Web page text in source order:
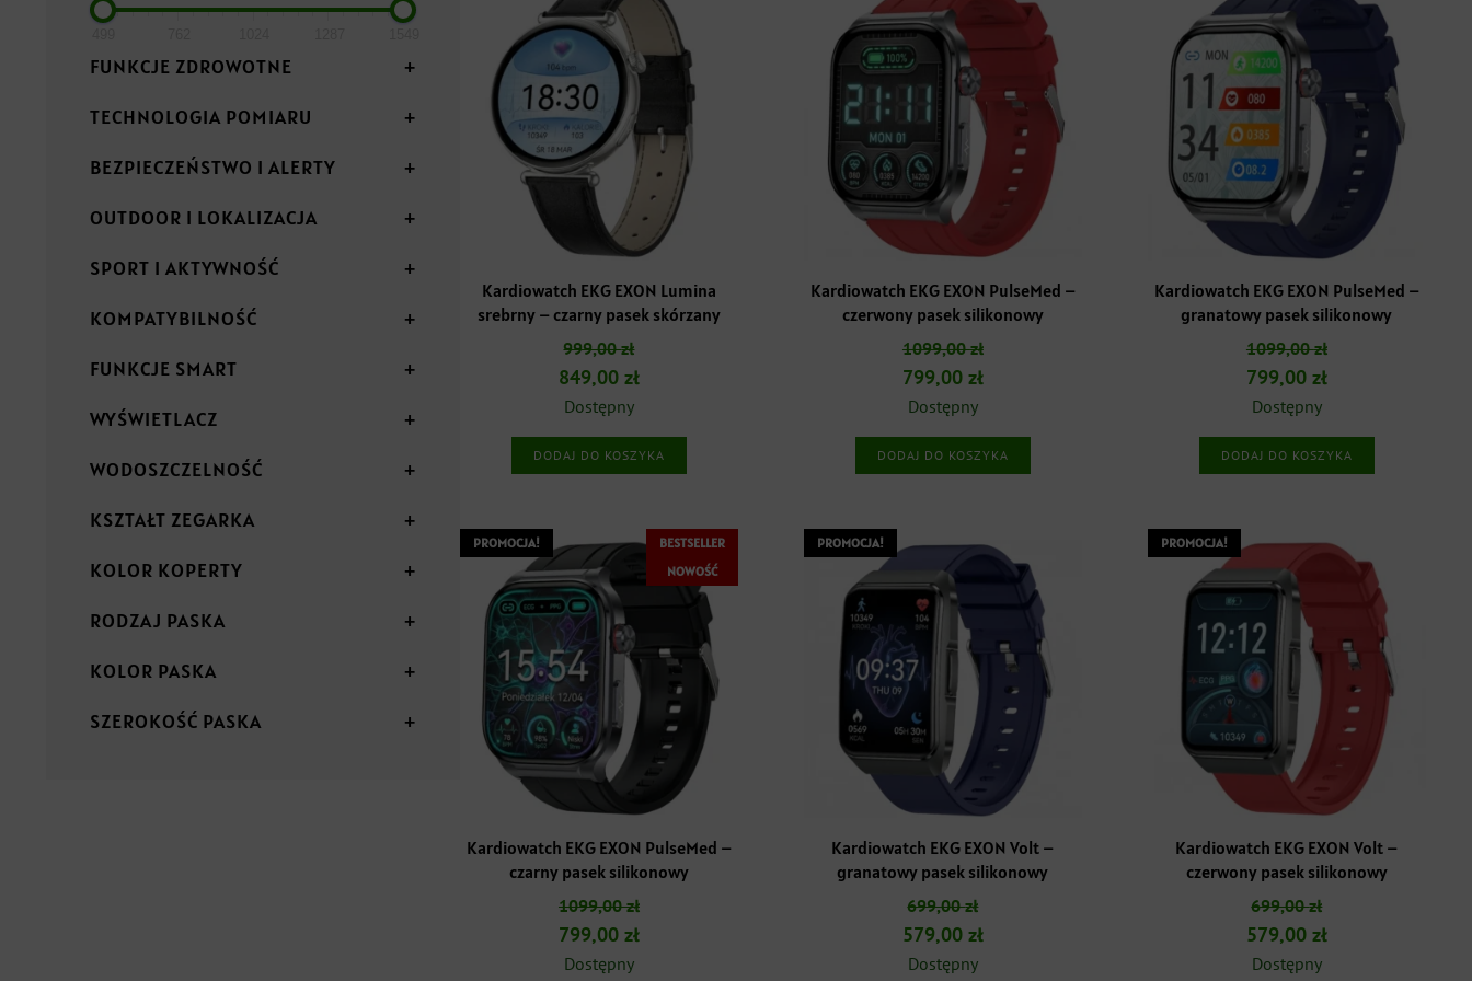
FUNKCJE ZDROWOTNE
+
TECHNOLOGIA POMIARU
+
BEZPIECZEŃSTWO I ALERTY
+
OUTDOOR I LOKALIZACJA
+
SPORT I AKTYWNOŚĆ
+
KOMPATYBILNOŚĆ
+
FUNKCJE SMART
+
WYŚWIETLACZ
+
WODOSZCZELNOŚĆ
+
KSZTAŁT ZEGARKA
+
KOLOR KOPERTY
+
RODZAJ PASKA
+
KOLOR PASKA
+
SZEROKOŚĆ PASKA
+
Kardiowatch EKG EXON Lumina
srebrny – czarny pasek skórzany
999,00zł
Pierwotna
cena
wynosiła:
999,00 zł.
849,00 złAktualna
wynosi:
849,00 zł.
Dostępny
DODAJ DO KOSZYKA
Kardiowatch EKG EXON PulseMed –
czerwony pasek silikonowy
1099,00zł
Pierwotna
cena
wynosiła:
1099,00 zł.
799,00 złAktualna
wynosi:
799,00 zł.
Dostępny
DODAJ DO KOSZYKA
Kardiowatch EKG EXON PulseMed –
granatowy pasek silikonowy
1099,00zł
Pierwotna
cena
wynosiła:
1099,00 zł.
799,00 złAktualna
wynosi:
799,00 zł.
Dostępny
DODAJ DO KOSZYKA
PROMOCJA!
Kardiowatch EKG EXON PulseMed –
czarny pasek silikonowy
BESTSELLER
NOWOŚĆ
1099,00zł
Pierwotna
cena
799,00 złAktualna
Dostępny
PROMOCJA!
Kardiowatch EKG EXON Volt –
granatowy pasek silikonowy
699,00zł
Pierwotna
cena
579,00 złAktualna
Dostępny
PROMOCJA!
Kardiowatch EKG EXON Volt –
czerwony pasek silikonowy
699,00zł
Pierwotna
cena
579,00 złAktualna
Dostępny